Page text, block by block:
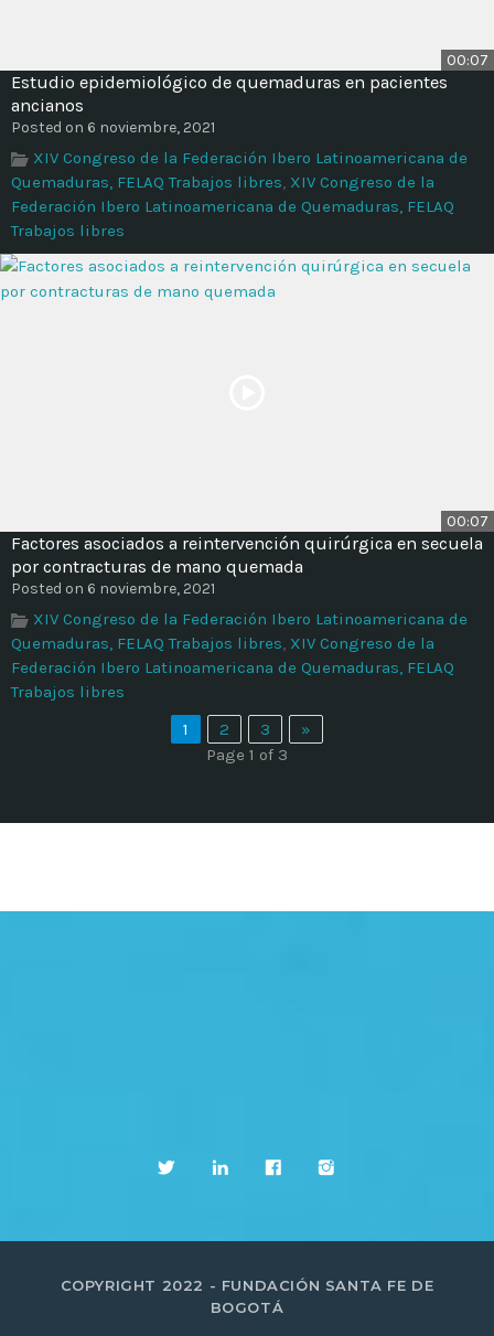
00:07
Estudio epidemiológico de quemaduras en pacientes
ancianos
Posted on 6 noviembre, 2021
XIV Congreso de la Federación Ibero Latinoamericana de
Quemaduras, FELAQ Trabajos libres, XIV Congreso de la
Federación Ibero Latinoamericana de Quemaduras, FELAQ
Trabajos libres
00:07
Factores asociados a reintervención quirúrgica en secuela
por contracturas de mano quemada
Posted on 6 noviembre, 2021
XIV Congreso de la Federación Ibero Latinoamericana de
Quemaduras, FELAQ Trabajos libres, XIV Congreso de la
Federación Ibero Latinoamericana de Quemaduras, FELAQ
Trabajos libres
1
2 3
»
Page 1 of 3
COPYRIGHT 2022 - FUNDACIÓN SANTA FE DE
BOGOTÁ